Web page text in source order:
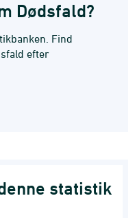
Dødsfald?
Find
efter
statistik